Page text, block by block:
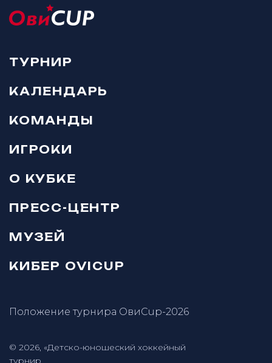
ТУРНИР
КАЛЕНДАРЬ
КОМАНДЫ
ИГРОКИ
О КУБКЕ
ПРЕСС-ЦЕНТР
МУЗЕЙ
КИБЕР OVICUP
Положение турнира ОвиCup-2026
© 2026, «Детско-юношеский хоккейный
турнир